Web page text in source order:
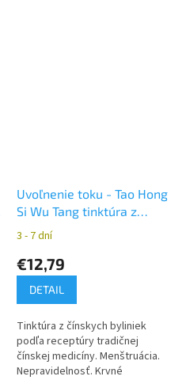
Uvoľnenie toku - Tao Hong
Si Wu Tang tinktúra z
čínskych bylín YaoMedica
3 - 7 dní
€12,79
DETAIL
Tinktúra z čínskych byliniek
podľa receptúry tradičnej
čínskej medicíny. Menštruácia.
Nepravidelnosť. Krvné